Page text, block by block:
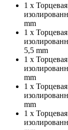
1 x
mm
1 x
5,5 mm
1 x
mm
1 x
mm
1 x